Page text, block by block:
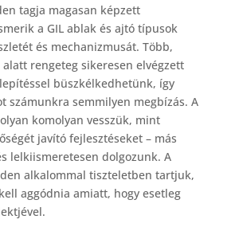
tagja magasan képzett
a GIL ablak és ajtó típusok
és mechanizmusát. Több,
rengeteg sikeresen elvégzett
büszkélkedhetünk, így
számunkra semmilyen megbízás. A
komolyan vesszük, mint
javító fejlesztéseket – más
lelkiismeretesen dolgozunk. A
alkalommal tiszteletben tartjuk,
aggódnia amiatt, hogy esetleg